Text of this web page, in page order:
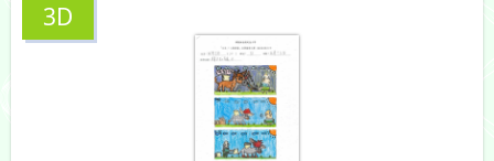
3D